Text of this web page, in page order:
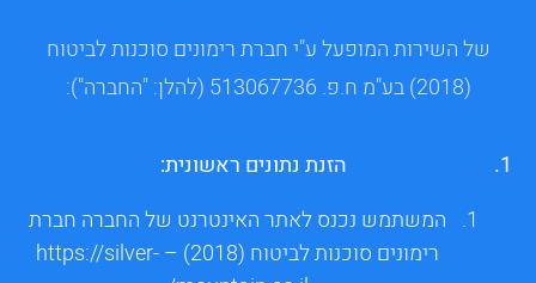
של השירות המופעל ע"י חברת רימונים סוכנות לביטוח
(2018) בע"מ ח.פ. 513067736 (להלן: "החברה"):
הזנת נתונים ראשונית:
המשתמש נכנס לאתר האינטרנט של החברה חברת
רימונים סוכנות לביטוח (2018) – https://silver-